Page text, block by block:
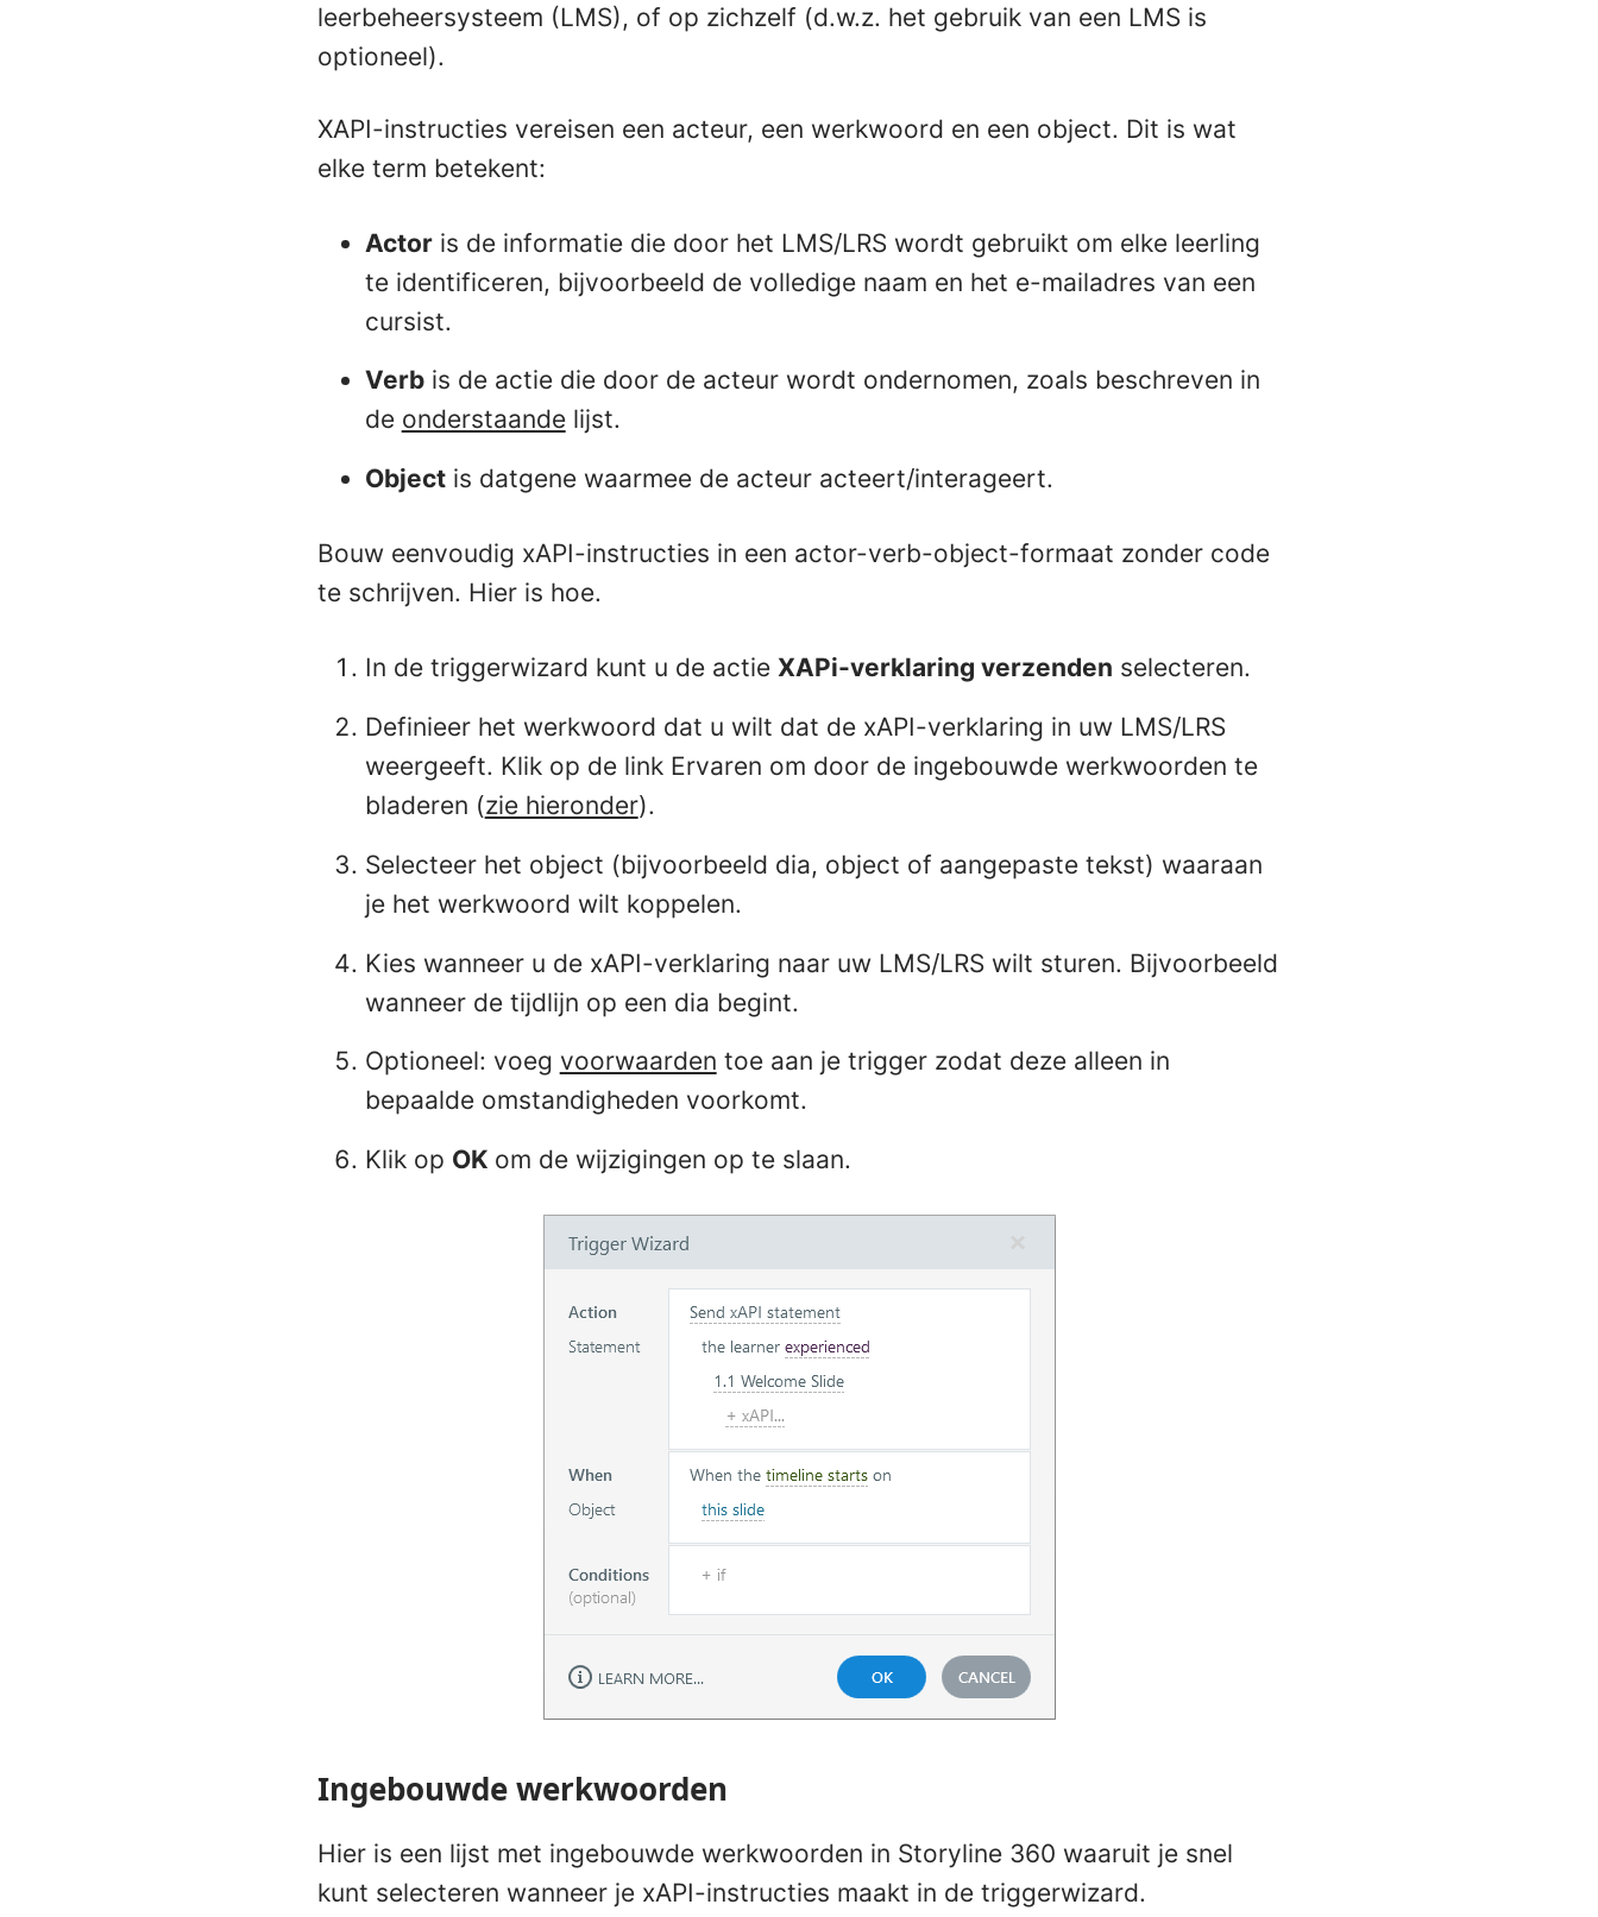
leerbeheersysteem (LMS), of op zichzelf (d.w.z. het gebruik van een LMS is
optioneel).
XAPI-instructies vereisen een acteur, een werkwoord en een object. Dit is wat
elke term betekent:
Actoris de informatie die door het LMS/LRS wordt gebruikt om elke leerling
te identificeren, bijvoorbeeld de volledige naam en het e-mailadres van een
cursist.
Verbis de actie die door de acteur wordt ondernomen, zoals beschreven in
de onderstaandelijst.
Objectis datgene waarmee de acteur acteert/interageert.
Bouw eenvoudig xAPI-instructies in een actor-verb-object-formaat zonder code
te schrijven. Hier is hoe.
In de triggerwizard kunt u de actie XAPi-verklaring verzenden selecteren.
Definieer het werkwoord dat u wilt dat de xAPI-verklaring in uw LMS/LRS
weergeeft. Klik op de link Ervaren om door de ingebouwde werkwoorden te
bladeren (zie hieronder).
Selecteer het object (bijvoorbeeld dia, object of aangepaste tekst) waaraan
je het werkwoord wilt koppelen.
Kies wanneer u de xAPI-verklaring naar uw LMS/LRS wilt sturen. Bijvoorbeeld
wanneer de tijdlijn op een dia begint.
Optioneel: voeg voorwaarden toe aan je trigger zodat deze alleen in
bepaalde omstandigheden voorkomt.
Klik op OKom de wijzigingen op te slaan.
Ingebouwde werkwoorden
Hier is een lijst met ingebouwde werkwoorden in Storyline 360 waaruit je snel
kunt selecteren wanneer je xAPI-instructies maakt in de triggerwizard.